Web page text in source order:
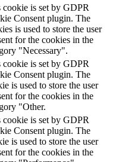
cookie is set by GDPR
Consent plugin. The
is used to store the user
for the cookies in the
"Necessary".
cookie is set by GDPR
Consent plugin. The
is used to store the user
for the cookies in the
"Other.
cookie is set by GDPR
Consent plugin. The
is used to store the user
for the cookies in the